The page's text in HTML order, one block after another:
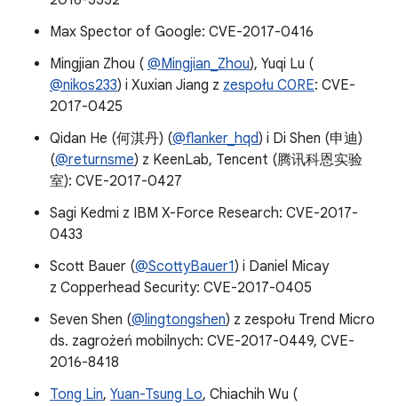
Max Spector of Google: CVE-2017-0416
Mingjian Zhou ( @Mingjian_Zhou), Yuqi Lu (
@nikos233) i Xuxian Jiang z zespołu C0RE: CVE-
2017-0425
Qidan He (何淇丹) (@flanker_hqd) i Di Shen (申迪)
(@returnsme) z KeenLab, Tencent (腾讯科恩实验
室): CVE-2017-0427
Sagi Kedmi z IBM X-Force Research: CVE-2017-
0433
Scott Bauer (@ScottyBauer1) i Daniel Micay
z Copperhead Security: CVE-2017-0405
Seven Shen (@lingtongshen) z zespołu Trend Micro
ds. zagrożeń mobilnych: CVE-2017-0449, CVE-
2016-8418
Tong Lin, Yuan-Tsung Lo, Chiachih Wu (